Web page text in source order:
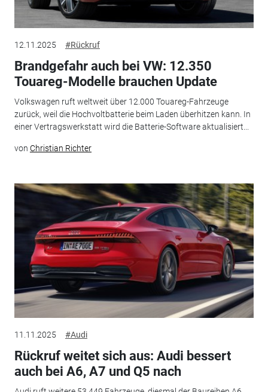
12.11.2025 #Rückruf
Brandgefahr auch bei VW: 12.350
Touareg-Modelle brauchen Update
Volkswagen ruft weltweit über 12.000 Touareg-Fahrzeuge
zurück, weil die Hochvoltbatterie beim Laden überhitzen kann. In
einer Vertragswerkstatt wird die Batterie-Software aktualisiert...
von Christian Richter
11.11.2025 #Audi
Rückruf weitet sich aus: Audi bessert
auch bei A6, A7 und Q5 nach